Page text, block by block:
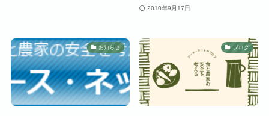
2010年9月17日
お知らせ ブログ